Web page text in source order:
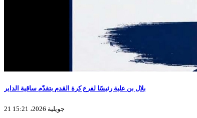
بلال بن علية رئيسًا لفرع كرة القدم بتقدّم ساقية الداير
21 جويلية 2026، 15:21